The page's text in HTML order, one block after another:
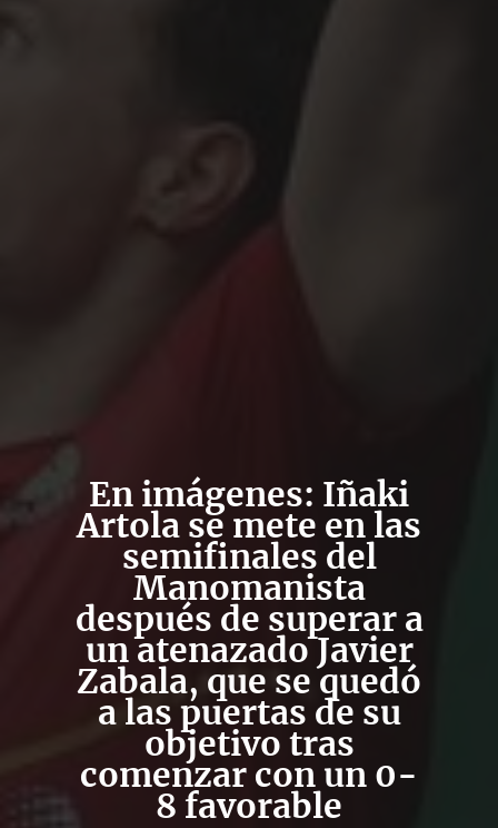
En imágenes: Iñaki
Artola se mete en las
semifinales del
Manomanista
después de superar a
un atenazado Javier
Zabala, que se quedó
a las puertas de su
objetivo tras
comenzar con un 0-
8 favorable